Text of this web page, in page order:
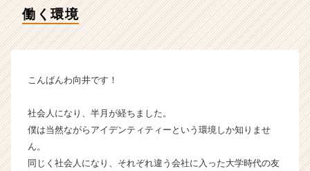
イ
|
チ
ャ
成
働く環境
こんばんわ向井です！
社会人になり、半月が経ちました。
僕は当然ながらアイデンティティーという環境しか知りませ
ん。
同じく社会人になり、それぞれ違う会社に入った大学時代の友